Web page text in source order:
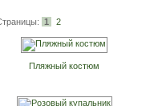
1 2
Пляжный костюм